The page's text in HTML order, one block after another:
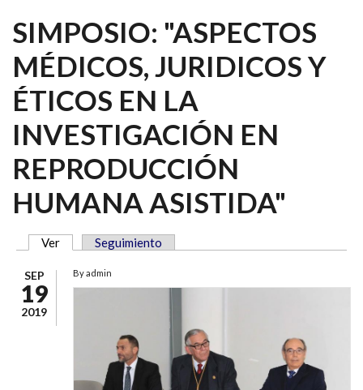
SIMPOSIO: "ASPECTOS
MÉDICOS, JURIDICOS Y
ÉTICOS EN LA
INVESTIGACIÓN EN
REPRODUCCIÓN
HUMANA ASISTIDA"
SOLAPAS PRINCIPALES
Ver (solapa activa)
Seguimiento
SEP
19
2019
By admin